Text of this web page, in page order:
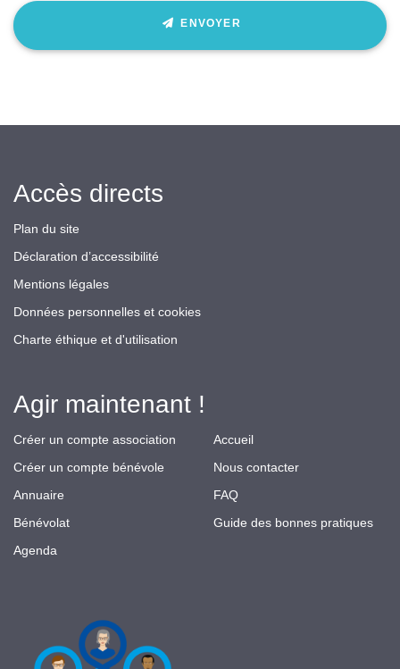
ENVOYER
Accès directs
Plan du site
Déclaration d’accessibilité
Mentions légales
Données personnelles et cookies
Charte éthique et d'utilisation
Agir maintenant !
Créer un compte association
Créer un compte bénévole
Annuaire
Bénévolat
Agenda
Accueil
Nous contacter
FAQ
Guide des bonnes pratiques